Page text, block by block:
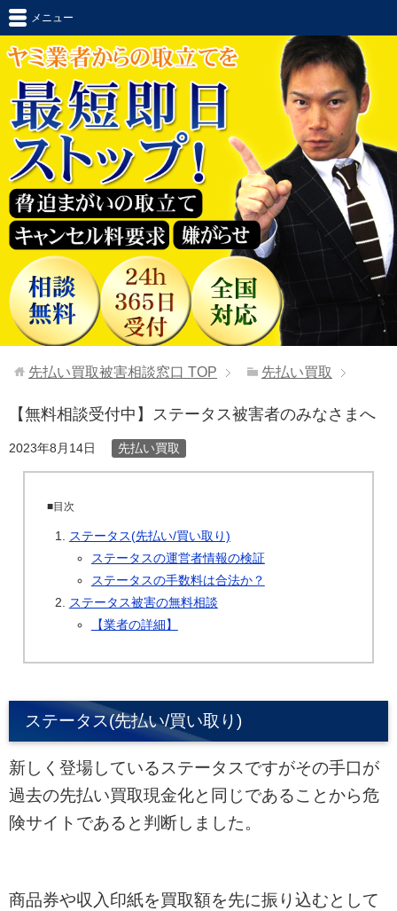
メニュー
先払い買取被害相談窓口 TOP 先払い買取
【無料相談受付中】ステータス被害者のみなさまへ
2023年8月14日 先払い買取
■目次
ステータス(先払い/買い取り)
ステータスの運営者情報の検証
ステータスの手数料は合法か？
ステータス被害の無料相談
【業者の詳細】
ステータス(先払い/買い取り)
新しく登場しているステータスですがその手口が
過去の先払い買取現金化と同じであることから危
険サイトであると判断しました。
商品券や収入印紙を買取額を先に振り込むとして